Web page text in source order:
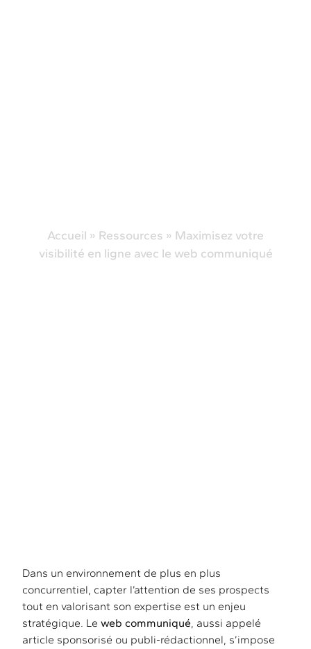
Accueil » Ressources » Maximisez votre
visibilité en ligne avec le web communiqué
Dans un environnement de plus en plus
concurrentiel, capter l’attention de ses prospects
tout en valorisant son expertise est un enjeu
stratégique. Le web communiqué, aussi appelé
article sponsorisé ou publi-rédactionnel, s’impose